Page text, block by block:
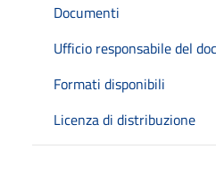
Documenti
Ufficio responsabile del
Formati disponibili
Licenza di distribuzione